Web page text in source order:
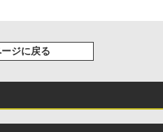
ージに戻る